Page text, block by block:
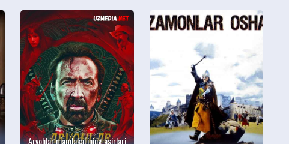
Arvohlar mamlakatining asirlari